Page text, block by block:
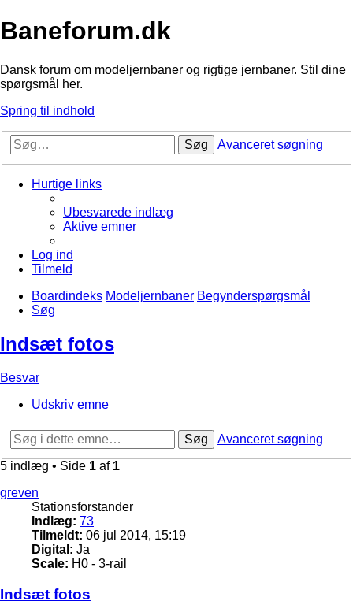
Baneforum.dk
Dansk forum om modeljernbaner og rigtige jernbaner. Stil dine
spørgsmål her.
Spring til indhold
Søg Avanceret søgning
Hurtige links
Ubesvarede indlæg
Aktive emner
Log ind
Tilmeld
Boardindeks Modeljernbaner Begynderspørgsmål
Søg
Indsæt fotos
Besvar
Udskriv emne
Søg
Avanceret søgning
5 indlæg • Side 1 af 1
greven
Stationsforstander
Indlæg: 73
Tilmeldt: 06 jul 2014, 15:19
Digital: Ja
Scale: H0 - 3-rail
Indsæt fotos